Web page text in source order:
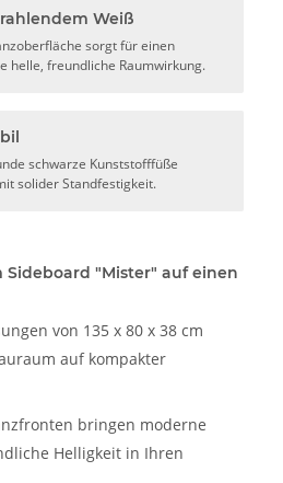
Weiß
sorgt für einen
helle, freundliche Raumwirkung.
schwarze Kunststofffüße
solider Standfestigkeit.
"Mister" auf einen
von 135 x 80 x 38 cm
auf kompakter
bringen moderne
Helligkeit in Ihren